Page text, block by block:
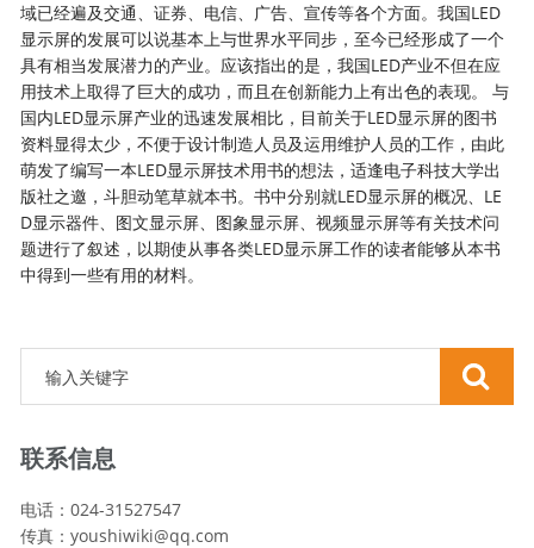
域已经遍及交通、证券、电信、广告、宣传等各个方面。我国LED
显示屏的发展可以说基本上与世界水平同步，至今已经形成了一个
具有相当发展潜力的产业。应该指出的是，我国LED产业不但在应
用技术上取得了巨大的成功，而且在创新能力上有出色的表现。 与
国内LED显示屏产业的迅速发展相比，目前关于LED显示屏的图书
资料显得太少，不便于设计制造人员及运用维护人员的工作，由此
萌发了编写一本LED显示屏技术用书的想法，适逢电子科技大学出
版社之邀，斗胆动笔草就本书。书中分别就LED显示屏的概况、LE
D显示器件、图文显示屏、图象显示屏、视频显示屏等有关技术问
题进行了叙述，以期使从事各类LED显示屏工作的读者能够从本书
中得到一些有用的材料。
联系信息
电话：024-31527547
传真：youshiwiki@qq.com